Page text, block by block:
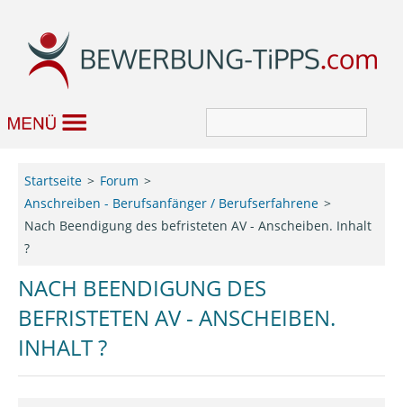
Job & Karriere
Bewerbungseditor
Forum
Startseite
Forum
Anschreiben - Berufsanfänger / Berufserfahrene
Nach Beendigung des befristeten AV - Anscheiben. Inhalt
?
NACH BEENDIGUNG DES
BEFRISTETEN AV - ANSCHEIBEN.
INHALT ?